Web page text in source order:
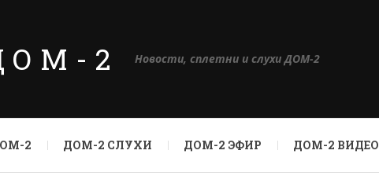
2 Новости, сплетни и слухи ДОМ-2
2 ДОМ-2 СЛУХИ ДОМ-2 ЭФИР ДОМ-2 ВИДЕО